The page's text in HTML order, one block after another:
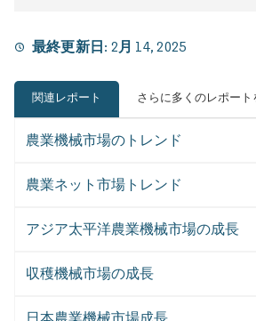
最終更新日: 2月 14, 2025
関連レポート さらに多くのレポート
農業機械市場のトレンド
農業ネット市場トレンド
アジア太平洋農業機械市場の成長
収穫機械市場の成長